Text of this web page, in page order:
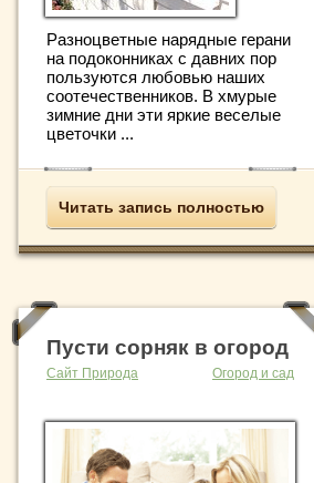
Разноцветные нарядные герани
на подоконниках с давних пор
пользуются любовью наших
соотечественников. В хмурые
зимние дни эти яркие веселые
цветочки ...
Читать запись полностью
Пусти сорняк в огород
Сайт Природа Огород и сад